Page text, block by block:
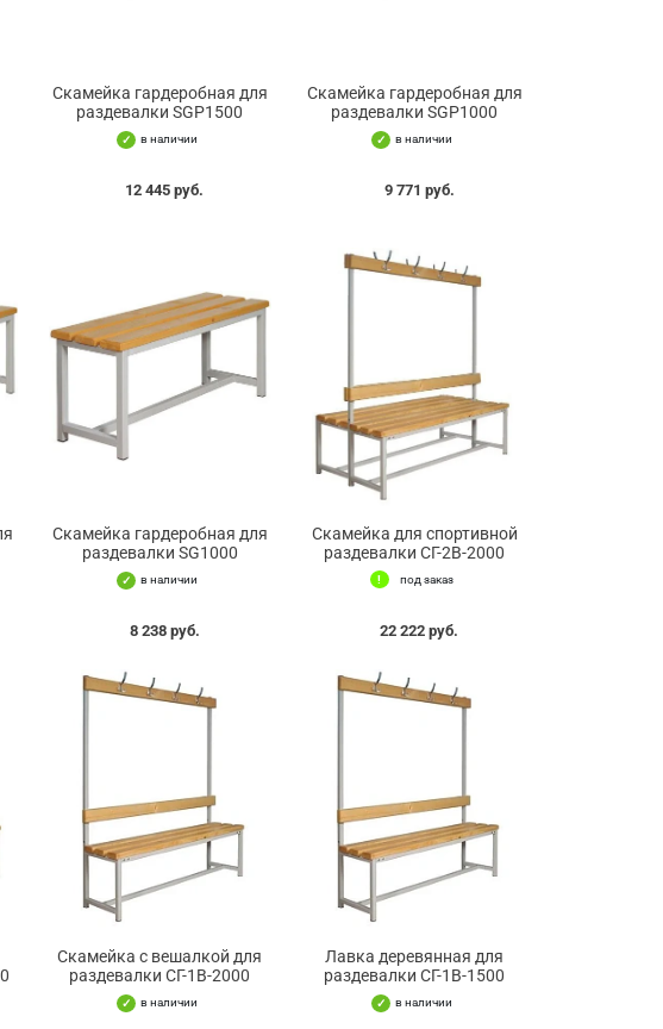
Скамейка гардеробная для
раздевалки SGP1500
в наличии
12 445 руб.
Скамейка гардеробная для
раздевалки SGP1000
в наличии
9 771 руб.
Скамейка гардеробная для
раздевалки SG1000
в наличии
8 238 руб.
Скамейка для спортивной
раздевалки СГ-2В-2000
под заказ
22 222 руб.
Скамейка с вешалкой для
раздевалки СГ-1В-2000
в наличии
Лавка деревянная для
раздевалки СГ-1В-1500
в наличии